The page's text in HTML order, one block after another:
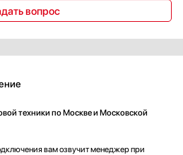
вопрос
техники по Москве и Московской
вам озвучит менеджер при